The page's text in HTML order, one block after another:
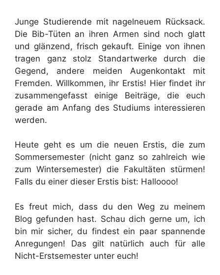
Junge Studierende mit nagelneuem Rücksack.
Die Bib-Tüten an ihren Armen sind noch glatt
und glänzend, frisch gekauft. Einige von ihnen
tragen ganz stolz Standartwerke durch die
Gegend, andere meiden Augenkontakt mit
Fremden. Willkommen, ihr Erstis! Hier findet ihr
zusammengefasst einige Beiträge, die euch
gerade am Anfang des Studiums interessieren
werden.
Heute geht es um die neuen Erstis, die zum
Sommersemester (nicht ganz so zahlreich wie
zum Wintersemester) die Fakultäten stürmen!
Falls du einer dieser Erstis bist: Halloooo!
Es freut mich, dass du den Weg zu meinem
Blog gefunden hast. Schau dich gerne um, ich
bin mir sicher, du findest ein paar spannende
Anregungen! Das gilt natürlich auch für alle
Nicht-Erstsemester unter euch!